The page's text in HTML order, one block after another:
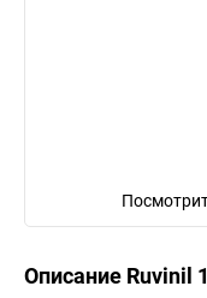
Описание Ruvinil